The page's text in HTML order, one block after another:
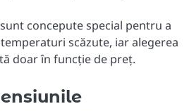
concepute special pentru a
scăzute, iar alegerea
doar în funcție de preț.